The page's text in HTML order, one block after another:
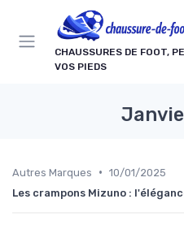
CHAUSSURES DE FOOT,
VOS PIEDS
Autres Marques • 10/01/2025
Les crampons Mizuno :
Panneau de gestion des